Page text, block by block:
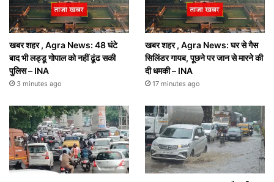
खबर शहर , Agra News: 48 घंटे
बाद भी लड्डू गोपाल को नहीं ढूंढ सकी
पुलिस – INA
3 minutes ago
खबर शहर , Agra News: घर से गैस
सिलिंडर गायब, पूछने पर जान से मारने की
दी धमकी – INA
17 minutes ago